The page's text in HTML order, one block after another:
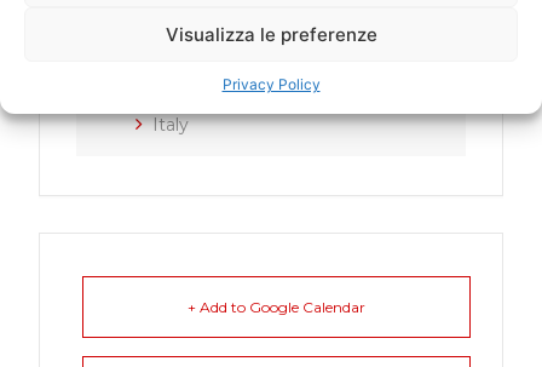
Visualizza le preferenze
Privacy Policy
CATEGORY
Italy
+ Add to Google Calendar